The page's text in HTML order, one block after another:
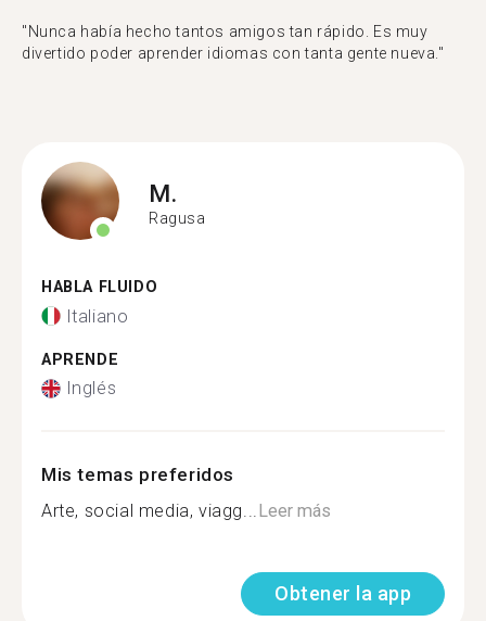
"Nunca había hecho tantos amigos tan rápido. Es muy
divertido poder aprender idiomas con tanta gente nueva."
M.
Ragusa
HABLA FLUIDO
Italiano
APRENDE
Inglés
Mis temas preferidos
Arte, social media, viagg...Leer más
Obtener la app